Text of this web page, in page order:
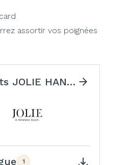
assortir vos poignées
Produits JOLIE HANDLES
1